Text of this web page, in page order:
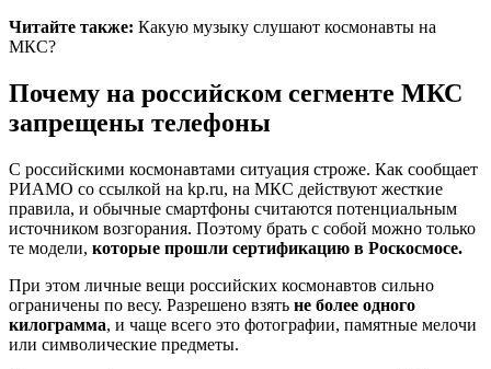
Читайте также: Какую музыку слушают космонавты на
МКС?
Почему на российском сегменте МКС
запрещены телефоны
С российскими космонавтами ситуация строже. Как сообщает
РИАМО со ссылкой на kp.ru, на МКС действуют жесткие
правила, и обычные смартфоны считаются потенциальным
источником возгорания. Поэтому брать с собой можно только
те модели, которые прошли сертификацию в Роскосмосе.
При этом личные вещи российских космонавтов сильно
ограничены по весу. Разрешено взять не более одного
килограмма, и чаще всего это фотографии, памятные мелочи
или символические предметы.